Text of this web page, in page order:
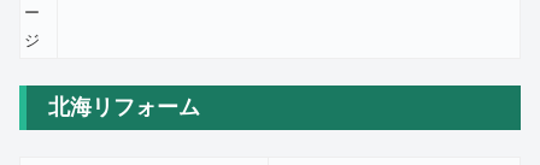
ー
ジ
北海リフォーム